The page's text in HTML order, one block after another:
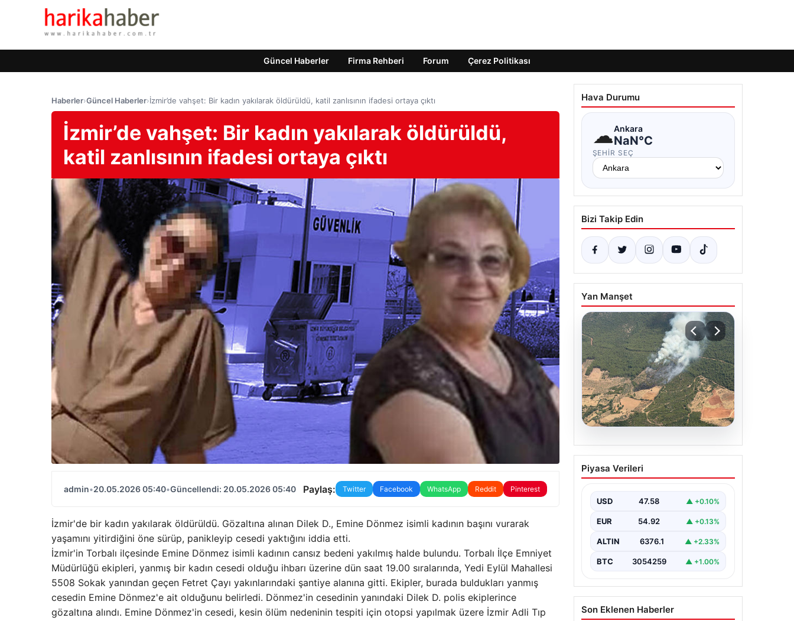
Güncel Haberler Firma Rehberi Forum Çerez Politikası
Haberler›Güncel Haberler›İzmir’de vahşet: Bir kadın yakılarak öldürüldü, katil zanlısının ifadesi ortaya çıktı
İzmir’de vahşet: Bir kadın yakılarak öldürüldü,
katil zanlısının ifadesi ortaya çıktı
admin•20.05.2026 05:40•Güncellendi: 20.05.2026 05:40 Paylaş: Twitter Facebook WhatsApp Reddit Pinterest
İzmir'de bir kadın yakılarak öldürüldü. Gözaltına alınan Dilek D., Emine Dönmez isimli kadının başını vurarak
yaşamını yitirdiğini öne sürüp, panikleyip cesedi yaktığını iddia etti.
İzmir'in Torbalı ilçesinde Emine Dönmez isimli kadının cansız bedeni yakılmış halde bulundu. Torbalı İlçe Emniyet
Müdürlüğü ekipleri, yanmış bir kadın cesedi olduğu ihbarı üzerine dün saat 19.00 sıralarında, Yedi Eylül Mahallesi
5508 Sokak yanından geçen Fetret Çayı yakınlarındaki şantiye alanına gitti. Ekipler, burada buldukları yanmış
cesedin Emine Dönmez'e ait olduğunu belirledi. Dönmez'in cesedinin yanındaki Dilek D. polis ekiplerince
gözaltına alındı. Emine Dönmez'in cesedi, kesin ölüm nedeninin tespiti için otopsi yapılmak üzere İzmir Adli Tıp
Hava Durumu
☁Ankara
NaN°C
ŞEHIR SEÇ
Bizi Takip Edin
Yan Manşet
05.08.2026
Muğla Yatağan’da orman
yangını
Piyasa Verileri
USD 47.58 ▲ +0.10%
EUR 54.92 ▲ +0.13%
ALTIN 6376.1 ▲ +2.33%
BTC 3054259 ▲ +1.00%
Son Eklenen Haberler